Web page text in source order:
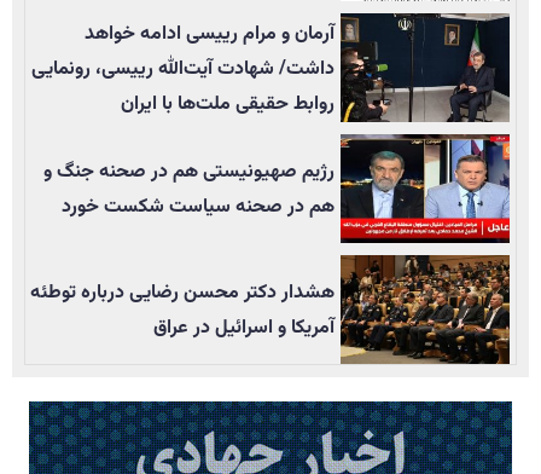
آرمان و مرام رییسی ادامه خواهد
داشت/ شهادت آیت‌الله رییسی، رونمایی
روابط حقیقی ملت‌ها با ایران
رژیم صهیونیستی هم در صحنه جنگ و
هم در صحنه سیاست شکست خورد
هشدار دکتر محسن رضایی درباره توطئه
آمریکا و اسرائیل در عراق